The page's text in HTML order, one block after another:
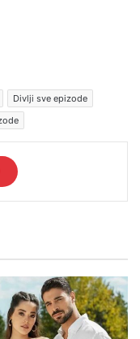
Divlji sve epizode